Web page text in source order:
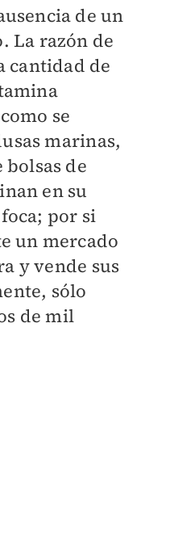
de un
La razón de
cantidad de
se
marinas,
de
en su
por si
un mercado
y vende sus
sólo
de mil